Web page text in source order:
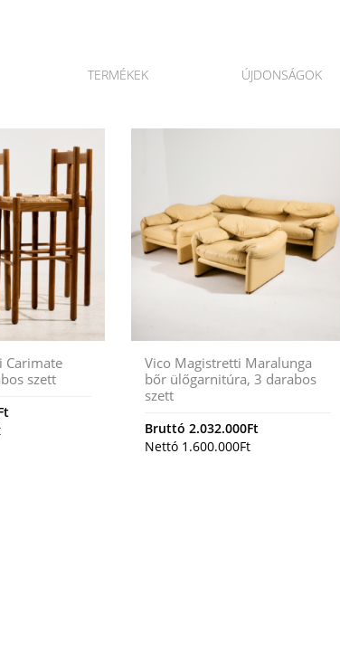
TERMÉKEK ÚJDONSÁGOK
Carimate
szett
Vico Magistretti Maralunga
bőr ülőgarnitúra, 3 darabos
szett
Bruttó2.032.000Ft
Nettó 1.600.000Ft